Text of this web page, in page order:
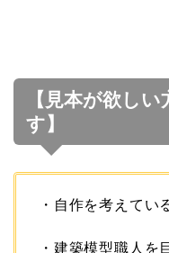
【見本が欲し
す】
・自作を考えてい
・建築模型職人を